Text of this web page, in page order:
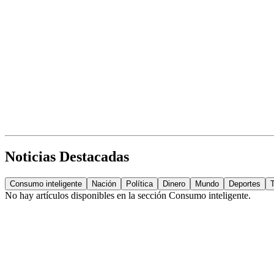
Noticias Destacadas
Consumo inteligente Nación Política Dinero Mundo Deportes
No hay artículos disponibles en la sección Consumo inteligente.